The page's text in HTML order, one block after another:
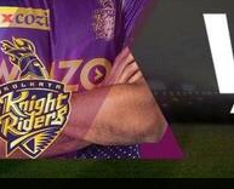
की प्लेइंग इलेवन
: क्विंटन डी कॉक